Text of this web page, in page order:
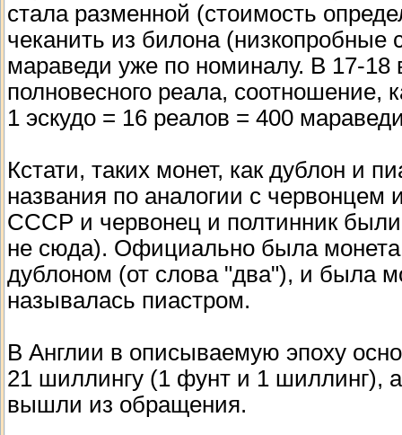
стала разменной (стоимость
чеканить из билона
мараведи уже по номиналу. В 17-18
полновесного реала, соотношение,
1 эскудо = 16 реалов = 400
Кстати, таких монет, как дублон и
названия по аналогии с
СССР и червонец и полтинник
не сюда). Официально была монета
дублоном (от слова "два"), и была
называлась пиастром.
В Англии в описываемую эпоху
21 шиллингу (1 фунт и 1 шиллинг),
вышли из обращения.